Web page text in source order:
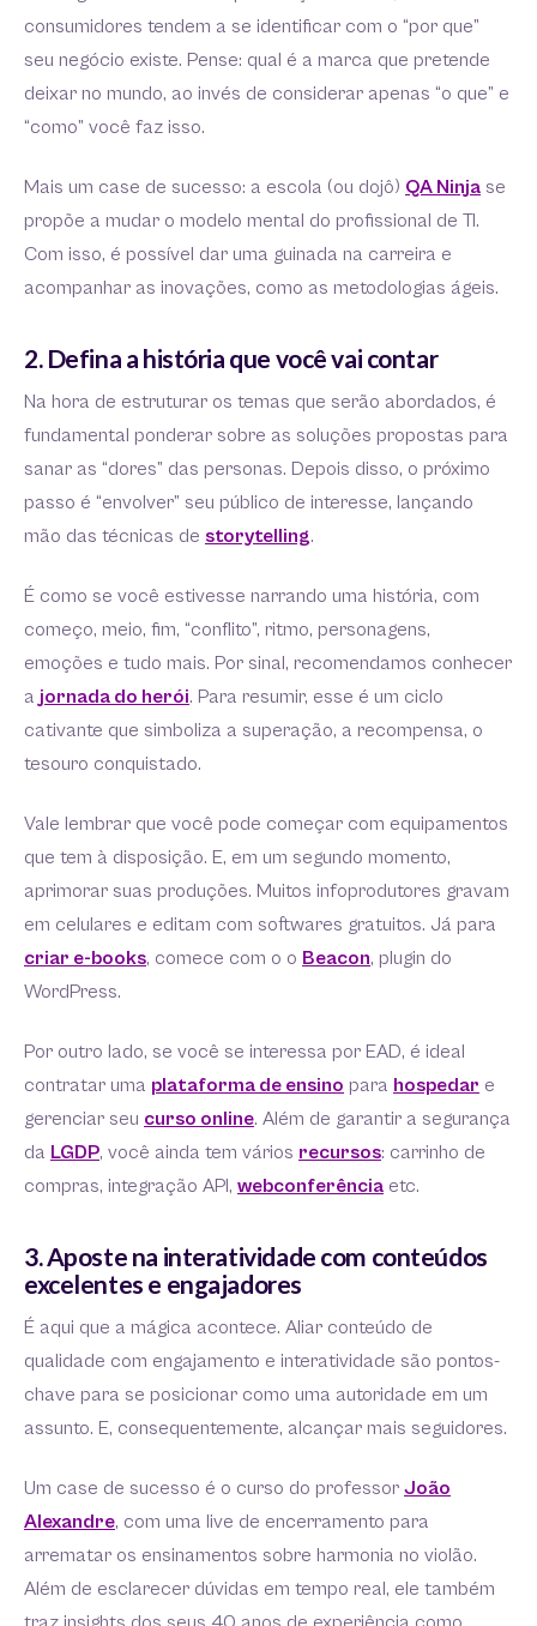
consumidores tendem a se identificar com o “por que”
seu negócio existe. Pense: qual é a marca que pretende
deixar no mundo, ao invés de considerar apenas “o que” e
“como” você faz isso.
Mais um case de sucesso: a escola (ou dojô) QA Ninja se
propõe a mudar o modelo mental do profissional de TI.
Com isso, é possível dar uma guinada na carreira e
acompanhar as inovações, como as metodologias ágeis.
2. Defina a história que você vai contar
Na hora de estruturar os temas que serão abordados, é
fundamental ponderar sobre as soluções propostas para
sanar as “dores” das personas. Depois disso, o próximo
passo é “envolver” seu público de interesse, lançando
mão das técnicas de storytelling.
É como se você estivesse narrando uma história, com
começo, meio, fim, “conflito”, ritmo, personagens,
emoções e tudo mais. Por sinal, recomendamos conhecer
ajornada do herói. Para resumir, esse é um ciclo
cativante que simboliza a superação, a recompensa, o
tesouro conquistado.
Vale lembrar que você pode começar com equipamentos
que tem à disposição. E, em um segundo momento,
aprimorar suas produções. Muitos infoprodutores gravam
em celulares e editam com softwares gratuitos. Já para
criar e-books, comece com o o Beacon, plugin do
WordPress.
Por outro lado, se você se interessa por EAD, é ideal
contratar uma plataforma de ensino para hospedar e
gerenciar seu curso online. Além de garantir a segurança
da LGDP, você ainda tem vários recursos: carrinho de
compras, integração API, webconferência etc.
3. Aposte na interatividade com conteúdos
excelentes e engajadores
É aqui que a mágica acontece. Aliar conteúdo de
qualidade com engajamento e interatividade são pontos-
chave para se posicionar como uma autoridade em um
assunto. E, consequentemente, alcançar mais seguidores.
Um case de sucesso é o curso do professor João
Alexandre, com uma live de encerramento para
arrematar os ensinamentos sobre harmonia no violão.
Além de esclarecer dúvidas em tempo real, ele também